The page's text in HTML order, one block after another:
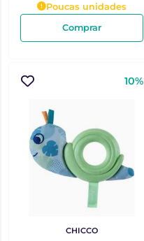
Poucas unidades
Comprar
10%
CHICCO